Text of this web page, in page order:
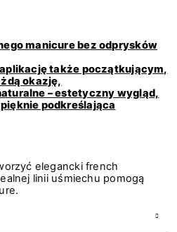
manicure bez odprysków
także początkującym,
okazję,
– estetyczny wygląd,
podkreślająca
elegancki french
linii uśmiechu pomogą